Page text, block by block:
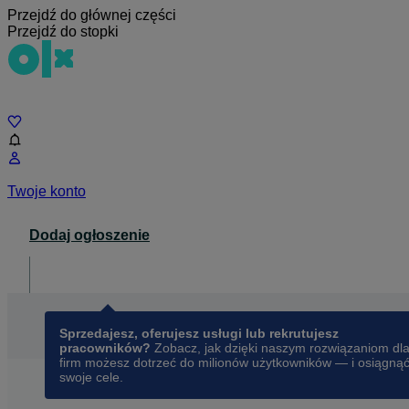
Przejdź do głównej części
Przejdź do stopki
Twoje konto
Dodaj ogłoszenie
Sprzedajesz, oferujesz usługi lub rekrutujesz
pracowników? Zobacz, jak dzięki naszym rozwiązaniom dla
firm możesz dotrzeć do milionów użytkowników — i osiągnąć
swoje cele.